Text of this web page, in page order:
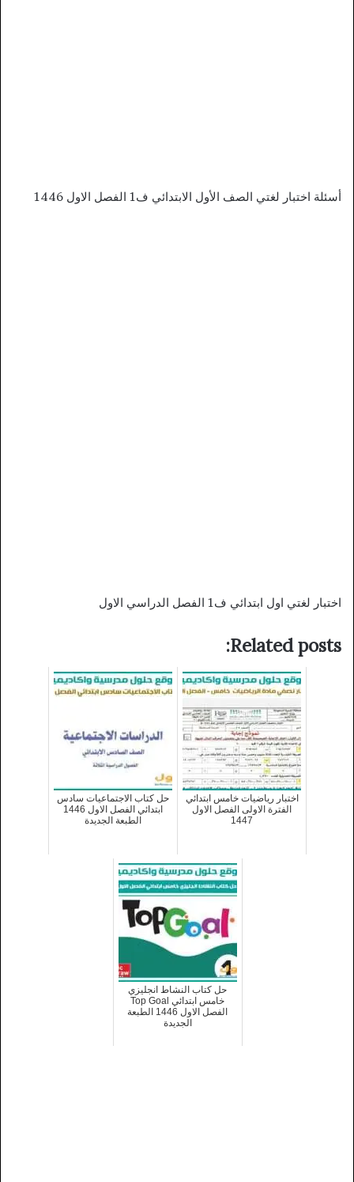
أسئلة اختبار لغتي الصف الأول الابتدائي ف1 الفصل الاول 1446
اختبار لغتي اول ابتدائي ف1 الفصل الدراسي الاول
Related posts:
اختبار رياضيات خامس ابتدائي
الفترة الاولى الفصل الاول
1447
حل كتاب الاجتماعيات سادس
ابتدائي الفصل الاول 1446
الطبعة الجديدة
حل كتاب النشاط انجليزي
خامس ابتدائي Top Goal
الفصل الاول 1446 الطبعة
الجديدة